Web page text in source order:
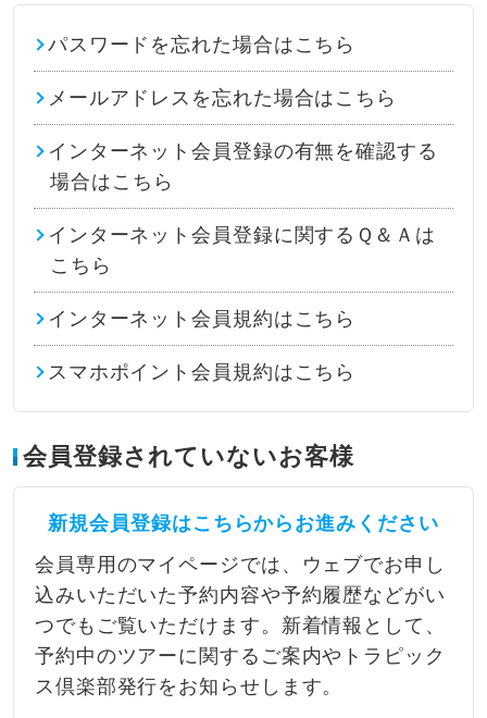
パスワードを忘れた場合はこちら
メールアドレスを忘れた場合はこちら
インターネット会員登録の有無を確認する
場合はこちら
インターネット会員登録に関するＱ＆Ａは
こちら
インターネット会員規約はこちら
スマホポイント会員規約はこちら
会員登録されていないお客様
新規会員登録はこちらからお進みください
会員専用のマイページでは、ウェブでお申し
込みいただいた予約内容や予約履歴などがい
つでもご覧いただけます。新着情報として、
予約中のツアーに関するご案内やトラピック
ス倶楽部発行をお知らせします。